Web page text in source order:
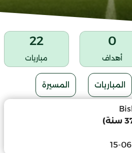
0
أهداف
22
مباريات
المباريات المسيرة